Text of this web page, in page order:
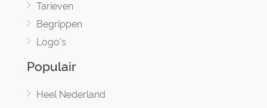
Tarieven
Begrippen
Logo's
Populair
Heel Nederland